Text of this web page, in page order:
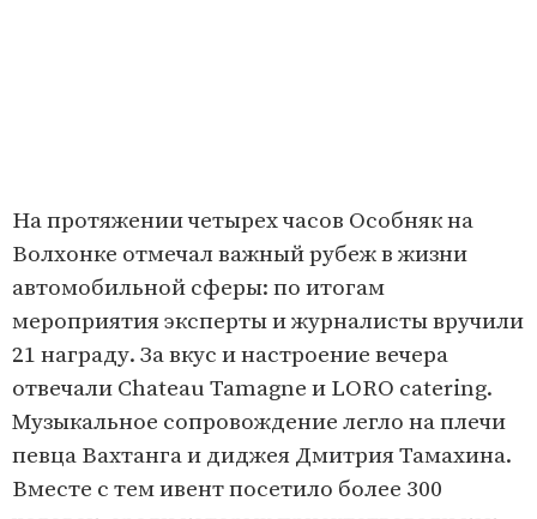
На протяжении четырех часов Особняк на
Волхонке отмечал важный рубеж в жизни
автомобильной сферы: по итогам
мероприятия эксперты и журналисты вручили
21 награду. За вкус и настроение вечера
отвечали Chateau Tamagne и LORO catering.
Музыкальное сопровождение легло на плечи
певца Вахтанга и диджея Дмитрия Тамахина.
Вместе с тем ивент посетило более 300